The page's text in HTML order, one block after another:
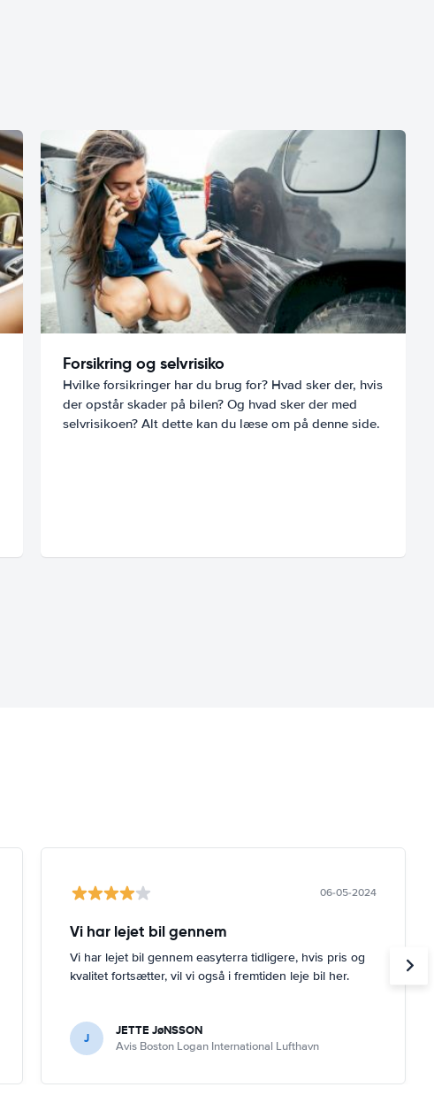
Forsikring og selvrisiko
Hvilke forsikringer har du brug for? Hvad sker der, hvis
der opstår skader på bilen? Og hvad sker der med
selvrisikoen? Alt dette kan du læse om på denne side.
06-05-2024
Vi har lejet bil gennem
Vi har lejet bil gennem easyterra tidligere, hvis pris og
kvalitet fortsætter, vil vi også i fremtiden leje bil her.
J JETTE JøNSSON
Avis Boston Logan International Lufthavn